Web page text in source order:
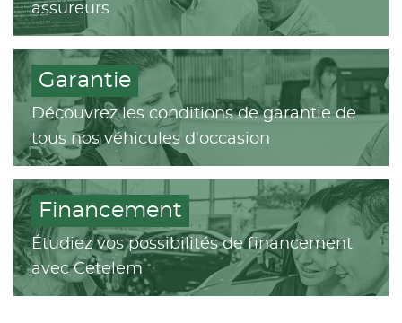
assureurs
Garantie
Découvrez les conditions de garantie de
tous nos véhicules d'occasion
Financement
Étudiez vos possibilités de financement
avec Cetelem